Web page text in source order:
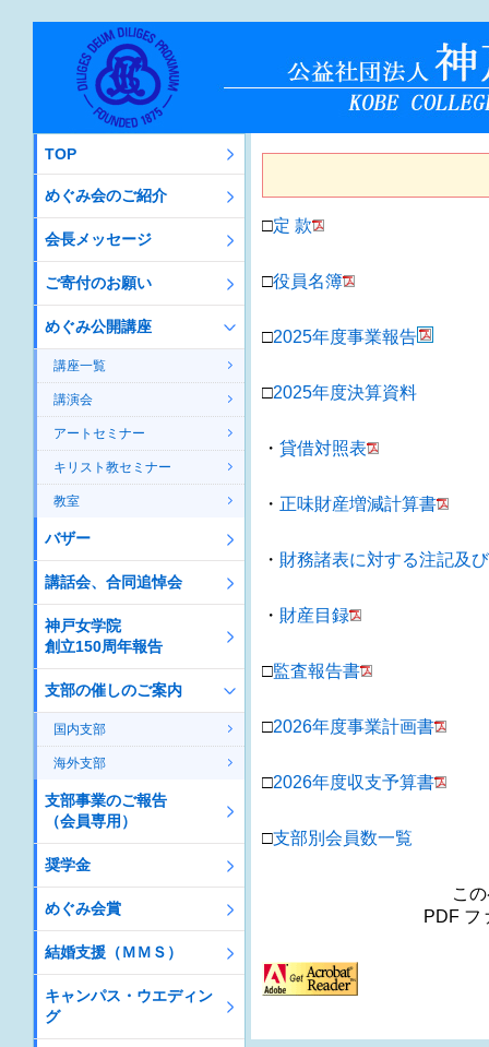
□定 款
□役員名簿
□2025年度事業報告
□2025年度決算資料
・ 貸借対照表
・ 正味財産増減計算書
・ 財務諸表に対する注記及
・ 財産目録
□監査報告書
□2026年度事業計画書
□2026年度収支予算書
□支部別会員数一覧
こ
PDF フ
TOP
めぐみ会のご紹介
会長メッセージ
ご寄付のお願い
めぐみ公開講座
講座一覧
講演会
アートセミナー
キリスト教セミナー
教室
バザー
講話会、合同追悼会
神戸女学院
創立150周年報告
支部の催しのご案内
国内支部
海外支部
支部事業のご報告
（会員専用）
奨学金
めぐみ会賞
結婚支援（ＭＭＳ）
キャンパス・ウエディン
グ